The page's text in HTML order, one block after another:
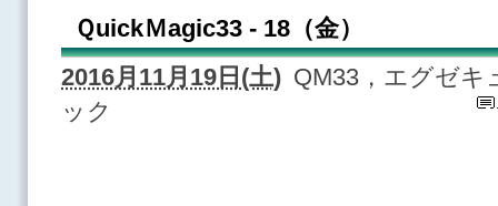
ＱuickＭagic33 - 18（金）
2016月11月19日(土) QM33，エグゼキ
ック